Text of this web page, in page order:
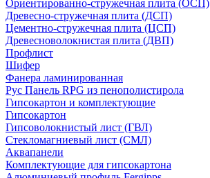
Ориентированно-стружечная плита (ОСП)
Древесно-стружечная плита (ДСП)
Цементно-стружечная плита (ЦСП)
Древесноволокнистая плита (ДВП)
Профлист
Шифер
Фанера ламинированная
Рус Панель RPG из пенополистирола
Гипсокартон и комплектующие
Гипсокартон
Гипсоволокнистый лист (ГВЛ)
Стекломагниевый лист (СМЛ)
Аквапанели
Комплектующие для гипсокартона